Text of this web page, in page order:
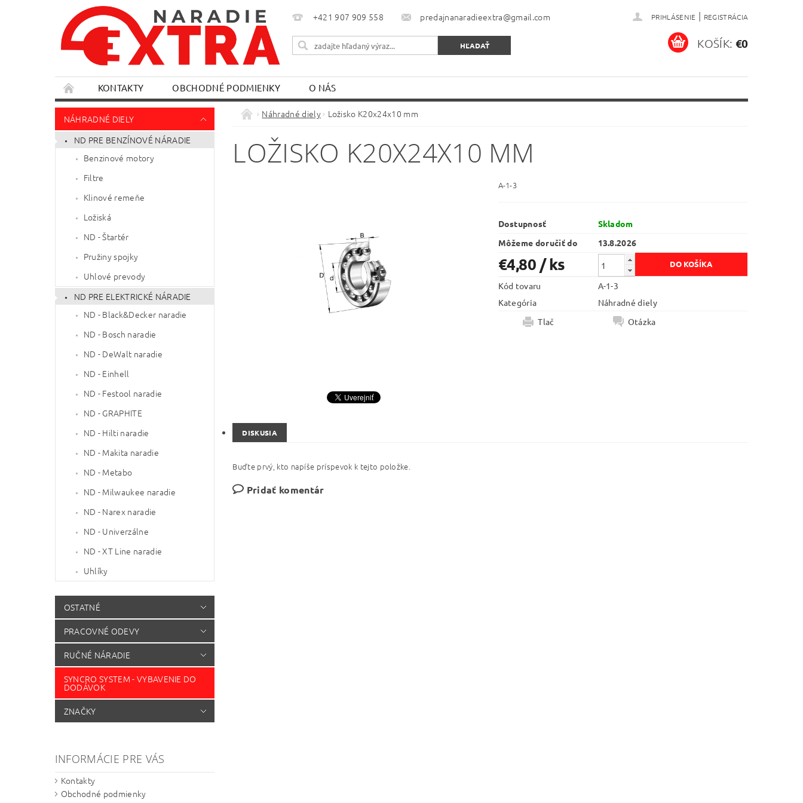
+421 907 909 558 predajnanaradieextra@gmail.com PRIHLÁSENIE | REGISTRÁCIA
KOŠÍK: €0
KONTAKTY OBCHODNÉ PODMIENKY O NÁS
NÁHRADNÉ DIELY
ND PRE BENZÍNOVÉ NÁRADIE
Benzinové motory
Filtre
Klinové remeňe
Ložiská
ND - Štartér
Pružiny spojky
Uhlové prevody
ND PRE ELEKTRICKÉ NÁRADIE
ND - Black&Decker naradie
ND - Bosch naradie
ND - DeWalt naradie
ND - Einhell
ND - Festool naradie
ND - GRAPHITE
ND - Hilti naradie
ND - Makita naradie
ND - Metabo
ND - Milwaukee naradie
ND - Narex naradie
ND - Univerzálne
ND - XT Line naradie
Uhlíky
OSTATNÉ
PRACOVNÉ ODEVY
RUČNÉ NÁRADIE
SYNCRO SYSTEM - VYBAVENIE DO
DODÁVOK
ZNAČKY
INFORMÁCIE PRE VÁS
Kontakty
Obchodné podmienky
Náhradné diely Ložisko K20x24x10 mm
LOŽISKO K20X24X10 MM
A-1-3
Dostupnosť
Skladom
Môžeme doručiť do
13.8.2026
€4,80 / ks
Kód tovaru
A-1-3
Kategória
Náhradné diely
Tlač
Otázka
DISKUSIA
Buďte prvý, kto napíše príspevok k tejto položke.
Pridať komentár